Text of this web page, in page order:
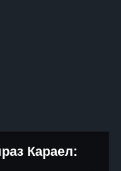
Караел: